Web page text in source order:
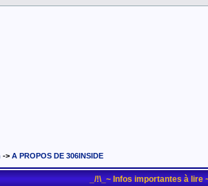
-> A PROPOS DE 306INSIDE
_/!\_~ Infos importantes à lire